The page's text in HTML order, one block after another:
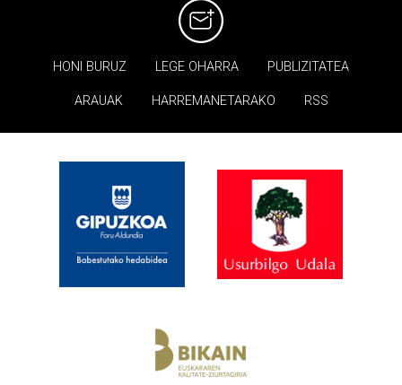
HONI BURUZ LEGE OHARRA PUBLIZITATEA
ARAUAK HARREMANETARAKO RSS